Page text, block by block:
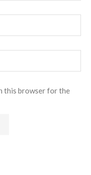
this browser for the